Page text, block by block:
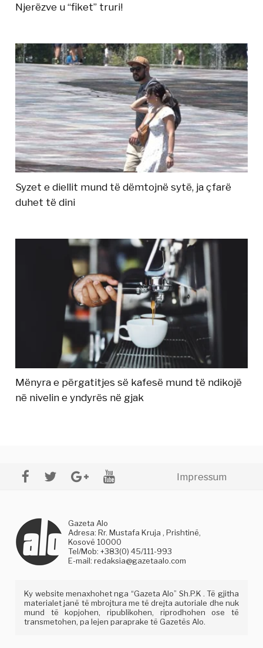
Njerëzve u “fiket” truri!
Syzet e diellit mund të dëmtojnë sytë, ja çfarë
duhet të dini
Mënyra e përgatitjes së kafesë mund të ndikojë
në nivelin e yndyrës në gjak
Impressum
Gazeta Alo
Adresa: Rr. Mustafa Kruja , Prishtinë,
Kosovë 10000
Tel/Mob: +383(0) 45/111-993
E-mail:redaksia@gazetaalo.com
Ky website menaxhohet nga “Gazeta Alo” Sh.P.K . Të gjitha
materialet janë të mbrojtura me të drejta autoriale dhe nuk
mund të kopjohen, ripublikohen, riprodhohen ose të
transmetohen, pa lejen paraprake të Gazetës Alo.